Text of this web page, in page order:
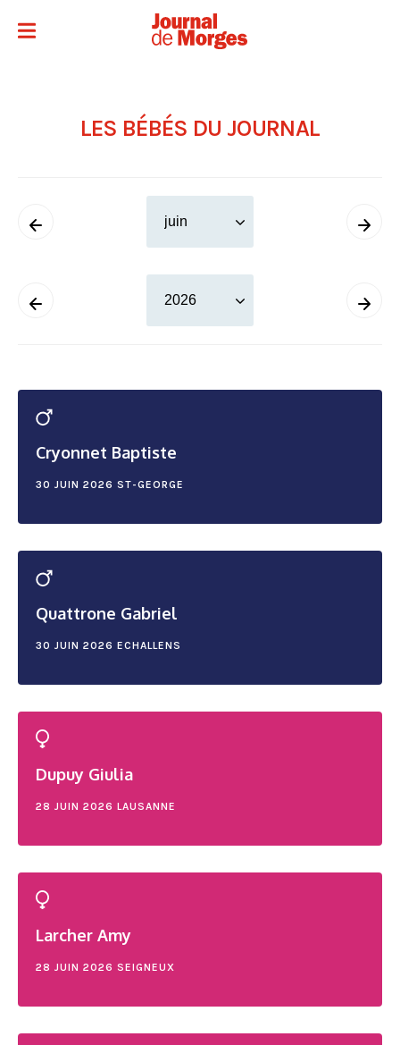
LES BÉBÉS DU JOURNAL
Cryonnet Baptiste
30 JUIN 2026 ST-GEORGE
Quattrone Gabriel
30 JUIN 2026 ECHALLENS
Dupuy Giulia
28 JUIN 2026 LAUSANNE
Larcher Amy
28 JUIN 2026 SEIGNEUX